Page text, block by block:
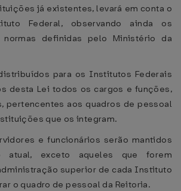
já existentes, levará em conta o
Federal, observando ainda os
definidas pelo Ministério da
para os Institutos Federais
desta Lei todos os cargos e funções,
pertencentes aos quadros de pessoal
que os integram.
e funcionários serão mantidos
atual, exceto aqueles que forem
superior de cada Instituto
o quadro de pessoal da Reitoria.